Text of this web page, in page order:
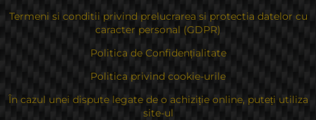
Termeni si conditii privind prelucrarea si protectia datelor cu
caracter personal (GDPR)
Politica de Confidențialitate
Politica privind cookie-urile
În cazul unei dispute legate de o achiziție online, puteți utiliza
site-ul